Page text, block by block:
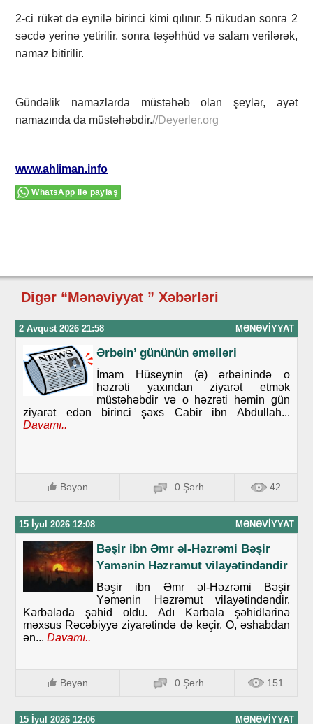
2-ci rükət də eynilə birinci kimi qılınır. 5 rükudan sonra 2
səcdə yerinə yetirilir, sonra təşəhhüd və salam verilərək,
namaz bitirilir.
Gündəlik namazlarda müstəhəb olan şeylər, ayət
namazında da müstəhəbdir.//Deyerler.org
www.ahliman.info
WhatsApp ilə paylaş
Digər “Mənəviyyat ” Xəbərləri
2 Avqust 2026 21:58 MƏNƏVIYYAT
Ərbəin’ gününün əməlləri
İmam Hüseynin (ə) ərbəinində o
həzrəti yaxından ziyarət etmək
müstəhəbdir və o həzrəti həmin gün
ziyarət edən birinci şəxs Cabir ibn Abdullah...
Davamı..
Bəyən 0 Şərh 42
15 İyul 2026 12:08 MƏNƏVIYYAT
Bəşir ibn Əmr əl-Həzrəmi Bəşir
Yəmənin Həzrəmut vilayətindəndir
Bəşir ibn Əmr əl-Həzrəmi Bəşir
Yəmənin Həzrəmut vilayətindəndir.
Kərbəlada şəhid oldu. Adı Kərbəla şəhidlərinə
məxsus Rəcəbiyyə ziyarətində də keçir. O, əshabdan
ən... Davamı..
Bəyən 0 Şərh 151
15 İyul 2026 12:06 MƏNƏVIYYAT